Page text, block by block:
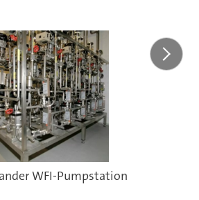
WFI-Pumpstation